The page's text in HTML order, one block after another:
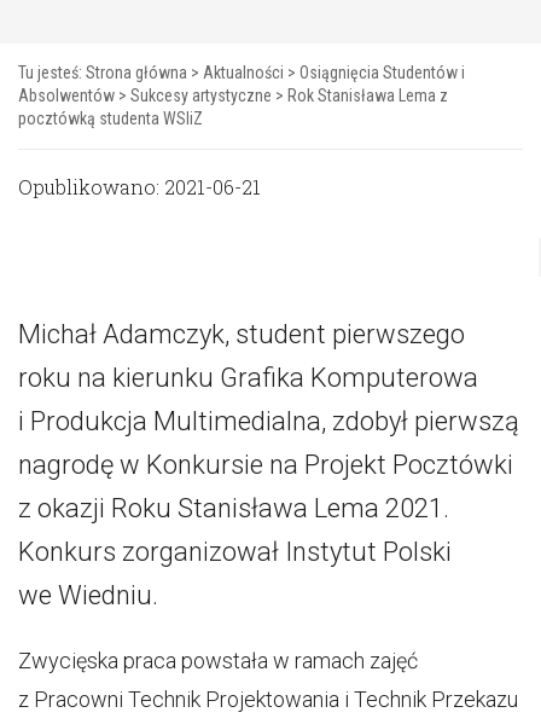
Tu jesteś: Strona główna > Aktualności > Osiągnięcia Studentów i
Absolwentów > Sukcesy artystyczne > Rok Stanisława Lema z
pocztówką studenta WSIiZ
Opublikowano: 2021-06-21
Michał Adamczyk, student pierwszego
roku na kierunku Grafika Komputerowa
i Produkcja Multimedialna, zdobył pierwszą
nagrodę w Konkursie na Projekt Pocztówki
z okazji Roku Stanisława Lema 2021.
Konkurs zorganizował Instytut Polski
we Wiedniu.
Zwycięska praca powstała w ramach zajęć
z Pracowni Technik Projektowania i Technik Przekazu